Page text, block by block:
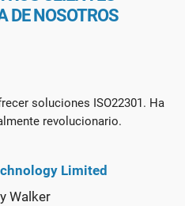
DE NOSOTROS
soluciones ISO22301. Ha
revolucionario.
Limited
Walker